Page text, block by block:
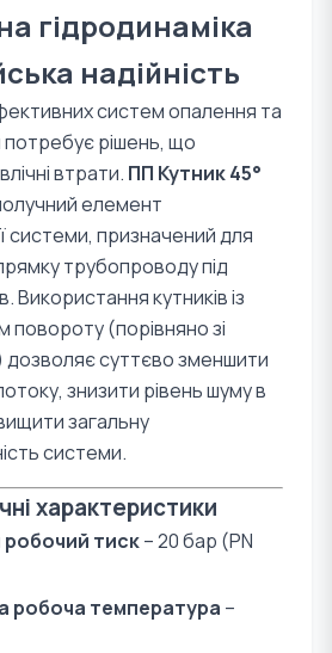
гідродинаміка
надійність
систем опалення та
рішень, що
втрати. ПП Кутник 45°
елемент
системи, призначений для
трубопроводу під
Використання кутників із
(порівняно зі
суттєво зменшити
знизити рівень шуму в
загальну
системи.
характеристики
робочий тиск– 20 бар (PN
робоча температура –